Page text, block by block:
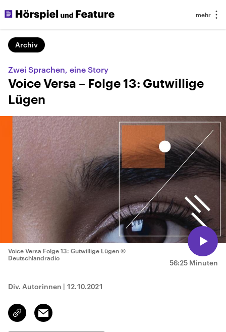
Archiv
Zwei Sprachen, eine Story
Voice Versa – Folge 13: Gutwillige
Lügen
56:25 Minuten
Voice Versa Folge 13: Gutwillige Lügen ©
Deutschlandradio
Div. Autorinnen | 12.10.2021
Link
kopieren/teilen
Email